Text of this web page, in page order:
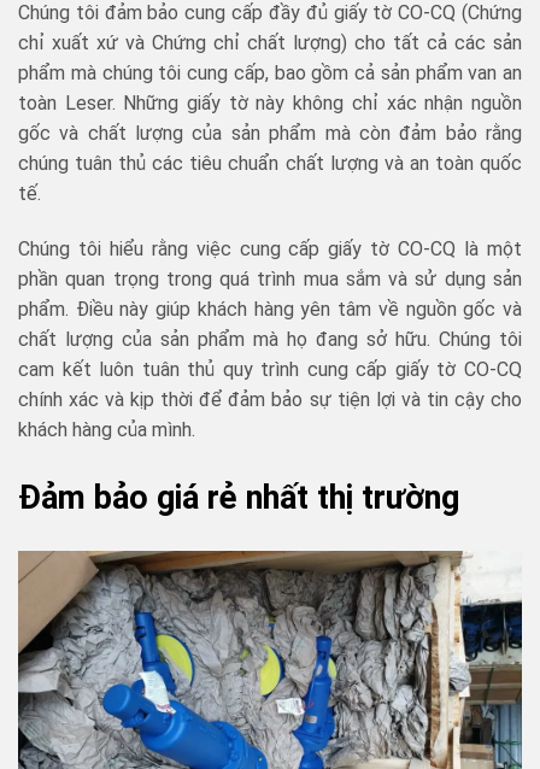
Chúng tôi đảm bảo cung cấp đầy đủ giấy tờ CO-CQ (Chứng
chỉ xuất xứ và Chứng chỉ chất lượng) cho tất cả các sản
phẩm mà chúng tôi cung cấp, bao gồm cả sản phẩm van an
toàn Leser. Những giấy tờ này không chỉ xác nhận nguồn
gốc và chất lượng của sản phẩm mà còn đảm bảo rằng
chúng tuân thủ các tiêu chuẩn chất lượng và an toàn quốc
tế.
Chúng tôi hiểu rằng việc cung cấp giấy tờ CO-CQ là một
phần quan trọng trong quá trình mua sắm và sử dụng sản
phẩm. Điều này giúp khách hàng yên tâm về nguồn gốc và
chất lượng của sản phẩm mà họ đang sở hữu. Chúng tôi
cam kết luôn tuân thủ quy trình cung cấp giấy tờ CO-CQ
chính xác và kịp thời để đảm bảo sự tiện lợi và tin cậy cho
khách hàng của mình.
Đảm bảo giá rẻ nhất thị trường